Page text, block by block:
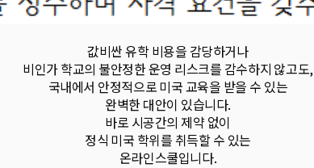
값비싼 유학 비용을 감당하거나
비인가 학교의 불안정한 운영 리스크를 감수하지 않고도,
국내에서 안정적으로 미국 교육을 받을 수 있는
완벽한 대안이 있습니다.
바로 시공간의 제약 없이
정식 미국 학위를 취득할 수 있는
온라인스쿨입니다.